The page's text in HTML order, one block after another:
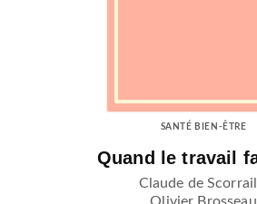
SANTÉ BIEN-ÊTRE
Quand le travail
Claude de